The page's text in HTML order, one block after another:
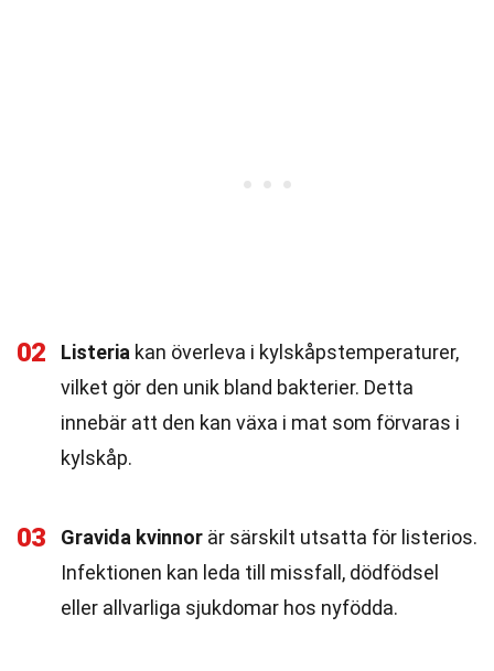
02 Listeria kan överleva i kylskåpstemperaturer,
vilket gör den unik bland bakterier. Detta
innebär att den kan växa i mat som förvaras i
kylskåp.
03 Gravida kvinnor är särskilt utsatta för listerios.
Infektionen kan leda till missfall, dödfödsel
eller allvarliga sjukdomar hos nyfödda.